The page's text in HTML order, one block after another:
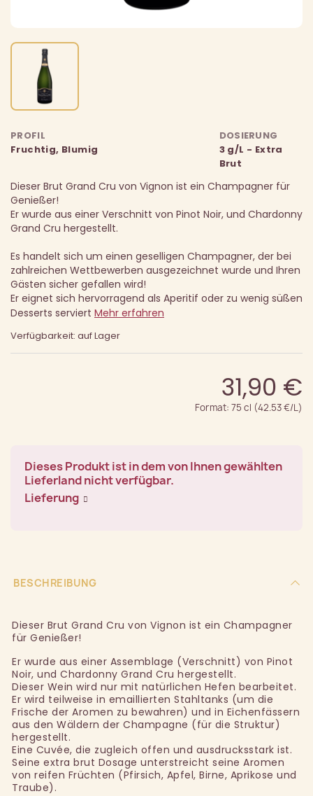
PROFIL
Fruchtig, Blumig
DOSIERUNG
3 g/L - Extra
Brut
Dieser Brut Grand Cru von Vignon ist ein Champagner für
Genießer!
Er wurde aus einer Verschnitt von Pinot Noir, und Chardonny
Grand Cru hergestellt.
Es handelt sich um einen geselligen Champagner, der bei
zahlreichen Wettbewerben ausgezeichnet wurde und Ihren
Gästen sicher gefallen wird!
Er eignet sich hervorragend als Aperitif oder zu wenig süßen
Desserts serviert Mehr erfahren
Verfügbarkeit: auf Lager
31,90 €
Format: 75 cl (42.53 €/L)
Dieses Produkt ist in dem von Ihnen gewählten
Lieferland nicht verfügbar.
Lieferung
BESCHREIBUNG
Dieser Brut Grand Cru von Vignon ist ein Champagner
für Genießer!
Er wurde aus einer Assemblage (Verschnitt) von Pinot
Noir, und Chardonny Grand Cru hergestellt.
Dieser Wein wird nur mit natürlichen Hefen bearbeitet.
Er wird teilweise in emaillierten Stahltanks (um die
Frische der Aromen zu bewahren) und in Eichenfässern
aus den Wäldern der Champagne (für die Struktur)
hergestellt.
Eine Cuvée, die zugleich offen und ausdrucksstark ist.
Seine extra brut Dosage unterstreicht seine Aromen
von reifen Früchten (Pfirsich, Apfel, Birne, Aprikose und
Traube).